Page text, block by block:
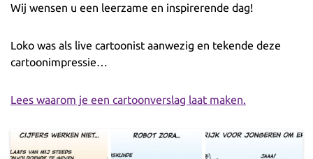
Wij wensen u een leerzame en inspirerende dag!
Loko was als live cartoonist aanwezig en tekende deze
cartoonimpressie…
Lees waarom je een cartoonverslag laat maken.